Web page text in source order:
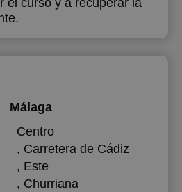
el curso y a recuperar la
Málaga
Centro
, Carretera de Cádiz
, Este
, Churriana